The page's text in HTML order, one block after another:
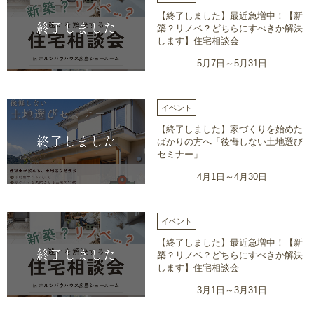
【終了しました】最近急増中！【新
築？リノベ？どちらにすべきか解決
します】住宅相談会
5月7日～5月31日
イベント
【終了しました】家づくりを始めた
ばかりの方へ「後悔しない土地選び
セミナー」
4月1日～4月30日
イベント
【終了しました】最近急増中！【新
築？リノベ？どちらにすべきか解決
します】住宅相談会
3月1日～3月31日